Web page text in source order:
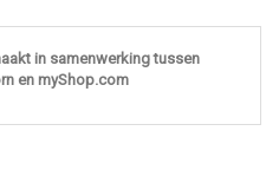
in samenwerking tussen
en myShop.com